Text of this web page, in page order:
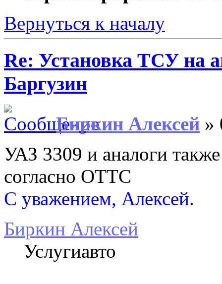
Вернуться к началу
Re: Установка ТСУ на
Баргузин
Биркин Алексей »
УАЗ 3309 и аналоги
согласно ОТТС
С уважением, Алексей.
Биркин Алексей
Услугиавто